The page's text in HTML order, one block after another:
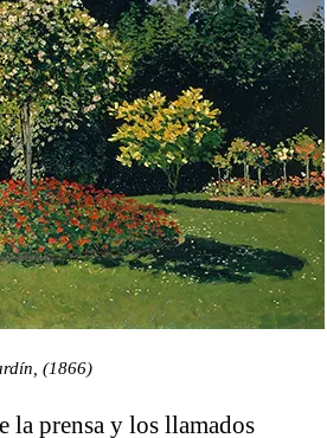
(1866)
la prensa y los llamados